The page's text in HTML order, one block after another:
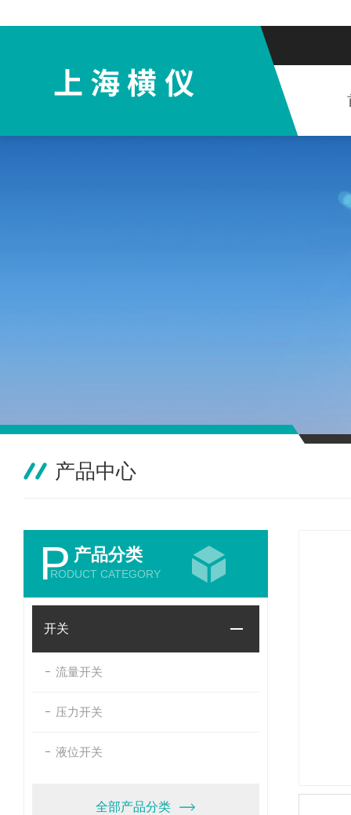
产品中心
P 产品分类
RODUCT CATEGORY
开关
流量开关
压力开关
液位开关
全部产品分类